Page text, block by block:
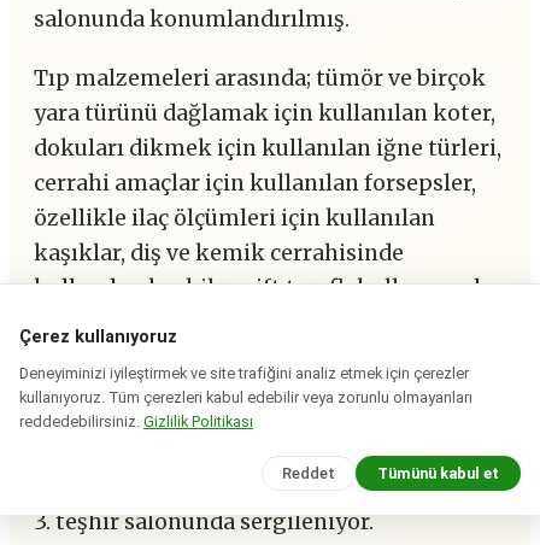
salonunda konumlandırılmış.
Tıp malzemeleri arasında; tümör ve birçok
yara türünü dağlamak için kullanılan koter,
dokuları dikmek için kullanılan iğne türleri,
cerrahi amaçlar için kullanılan forsepsler,
özellikle ilaç ölçümleri için kullanılan
kaşıklar, diş ve kemik cerrahisinde
kullanılan keskiler, çift taraflı kullanımıyla
sondalar ve günümüzde de kullanılan, deri
Yenice ve Çan adlı tümülüslere ait
buluntular ile Bozcaada'da bulunan
nekropol kazılarından çıkarılan eserler ise
3. teşhir salonunda sergileniyor.
Çerez kullanıyoruz
Deneyiminizi iyileştirmek ve site trafiğini analiz etmek için çerezler
kullanıyoruz. Tüm çerezleri kabul edebilir veya zorunlu olmayanları
reddedebilirsiniz. Gizlilik Politikası
Reddet Tümünü kabul et